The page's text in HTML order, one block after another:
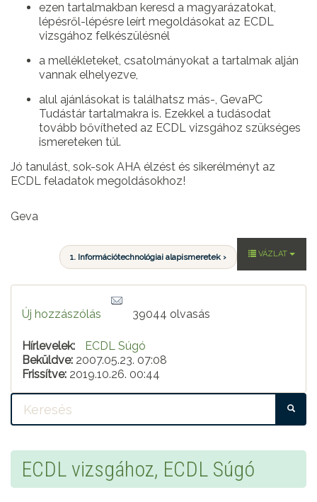
ezen tartalmakban keresd a magyarázatokat,
lépésről-lépésre leírt megoldásokat az ECDL
vizsgához felkészülésnél
a mellékleteket, csatolmányokat a tartalmak alján
vannak elhelyezve,
alul ajánlásokat is találhatsz más-, GevaPC
Tudástár tartalmakra is. Ezekkel a tudásodat
tovább bővítheted az ECDL vizsgához szükséges
ismereteken túl.
Jó tanulást, sok-sok AHA élzést és sikerélményt az
ECDL feladatok megoldásokhoz!
Geva
VÁZLAT
1. Információtechnológiai alapismeretek ›
Új hozzászólás 39044 olvasás
Hírlevelek:
ECDL Súgó
Beküldve: 2007.05.23. 07:08
Frissítve: 2019.10.26. 00:44
ECDL vizsgához, ECDL Súgó